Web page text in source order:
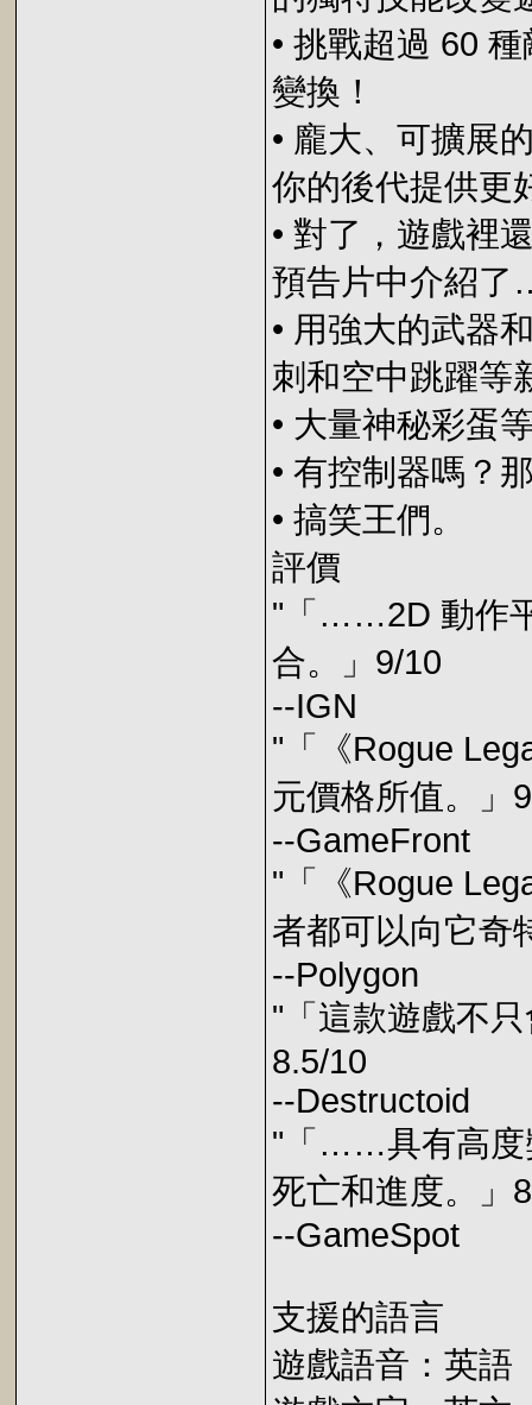
• 挑戰超過 60
變換！
• 龐大、可擴展
你的後代提供更
• 對了，遊戲裡
預告片中介紹
• 用強大的武器
刺和空中跳躍等
• 大量神秘彩蛋
• 有控制器嗎？
• 搞笑王們。
評價
"「……2D 動作
合。」9/10
--IGN
"「《Rogue
元價格所值。」
--GameFront
"「《Rogue
者都可以向它奇
--Polygon
"「這款遊戲不
8.5/10
--Destructoid
"「……具有高度
死亡和進度。」
--GameSpot
支援的語言
遊戲語音：英語